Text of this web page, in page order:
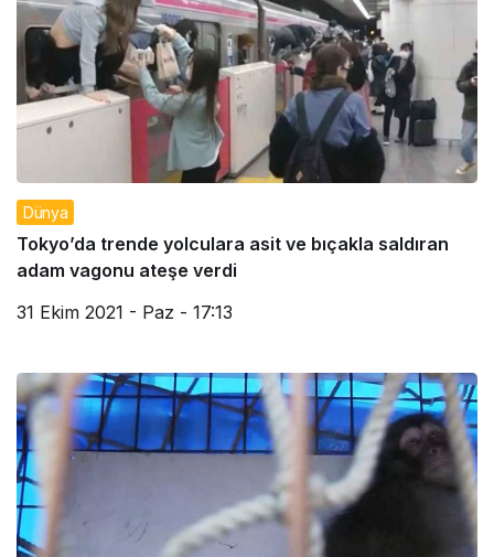
Dünya
Tokyo’da trende yolculara asit ve bıçakla saldıran
adam vagonu ateşe verdi
31 Ekim 2021 - Paz - 17:13